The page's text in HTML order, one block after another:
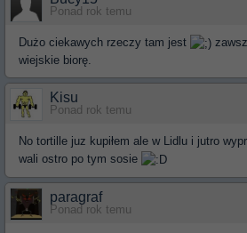
Ponad rok temu
Dużo ciekawych rzeczy tam jest
wiejskie biorę.
Kisu
Ponad rok temu
No tortille juz kupiłem ale w Lidlu i jutro
wali ostro po tym sosie
paragraf
Ponad rok temu